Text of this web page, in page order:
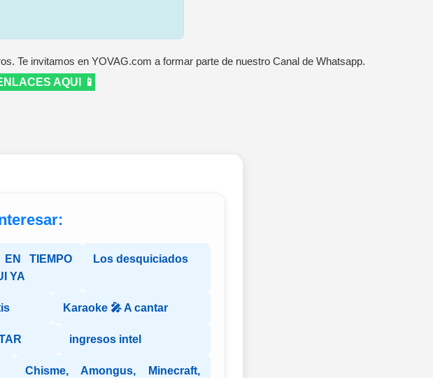
Te invitamos en YOVAG.com a formar parte de nuestro Canal de Whatsapp.
AQUI 📱
EN TIEMPO
YA
Los desquiciados
Karaoke 🎤 A cantar
ingresos intel
Chisme, Amongus, Minecraft,